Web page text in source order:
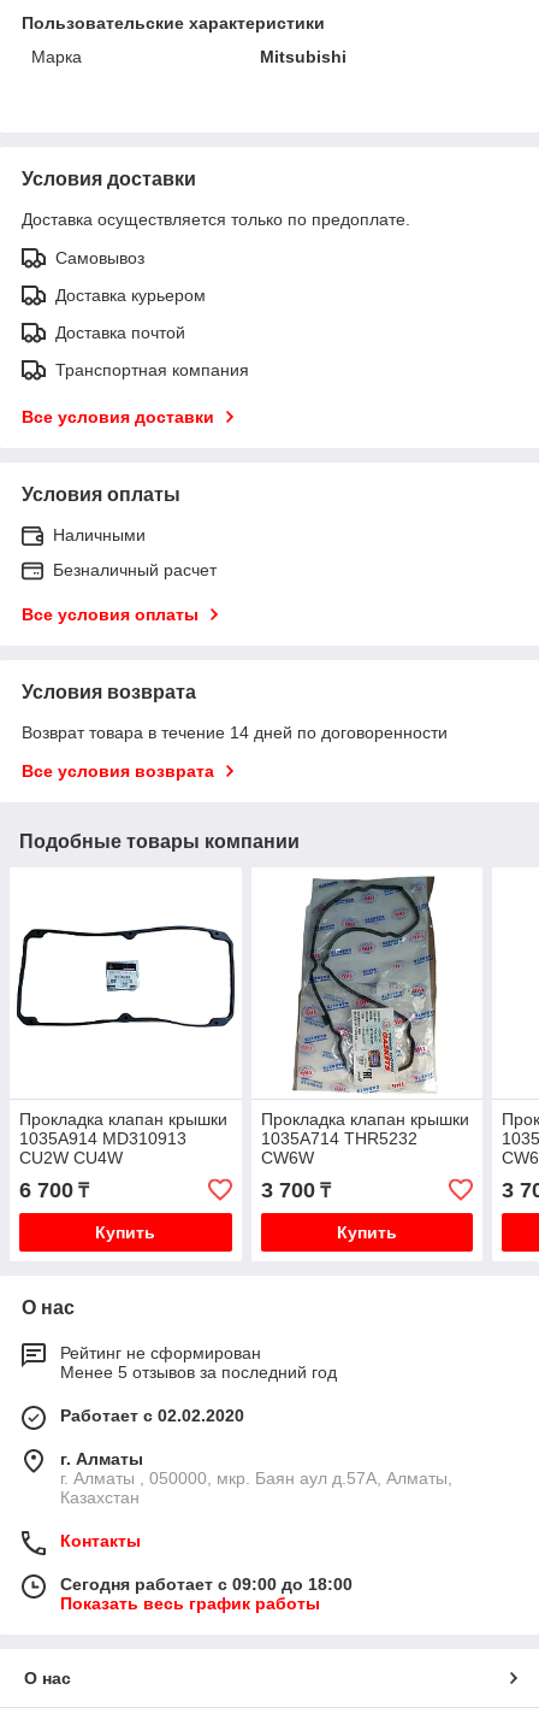
Пользовательские характеристики
Марка
Mitsubishi
Условия доставки
Доставка осуществляется только по предоплате.
Самовывоз
Доставка курьером
Доставка почтой
Транспортная компания
Все условия доставки
Условия оплаты
Наличными
Безналичный расчет
Все условия оплаты
Условия возврата
Возврат товара в течение 14 дней по договоренности
Все условия возврата
Подобные товары компании
Прокладка клапан крышки
1035A914 MD310913
CU2W CU4W
6 700 ₸
Купить
Прокладка клапан крышки
1035A714 THR5232
CW6W
3 700₸
Купить
3
О нас
Рейтинг не сформирован
Менее 5 отзывов за последний год
Работает с 02.02.2020
г. Алматы
г. Алматы , 050000, мкр. Баян аул д.57А, Алматы,
Казахстан
Контакты
Сегодня работает с 09:00 до 18:00
Показать весь график работы
О нас